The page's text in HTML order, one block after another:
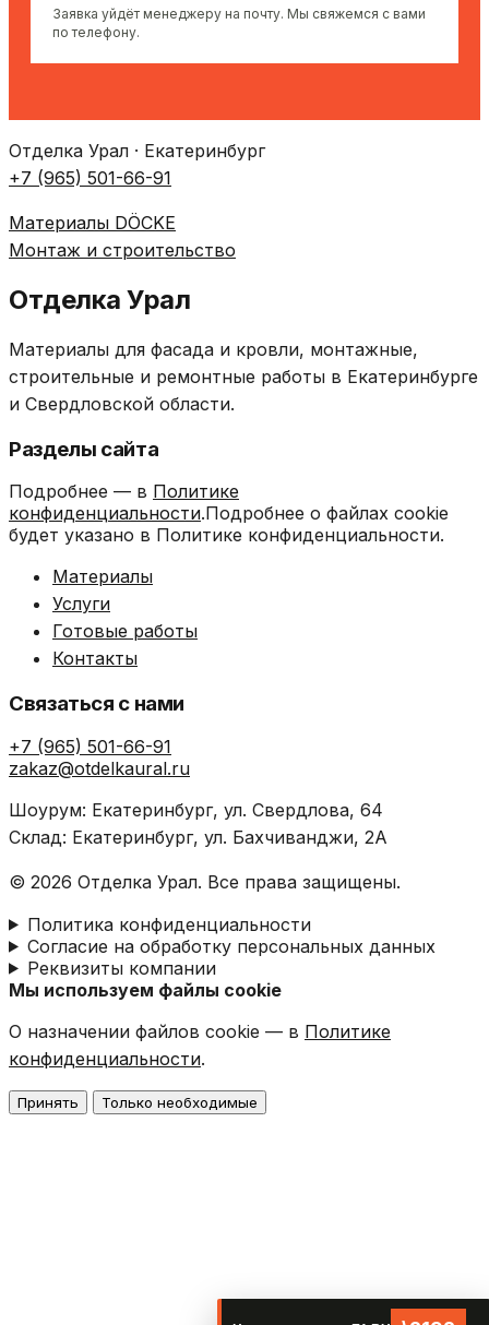
Заявка уйдёт менеджеру на почту. Мы свяжемся с вами
по телефону.
Отделка Урал · Екатеринбург
+7 (965) 501-66-91
Материалы DÖCKE
Монтаж и строительство
Отделка Урал
Материалы для фасада и кровли, монтажные,
строительные и ремонтные работы в Екатеринбурге
и Свердловской области.
Разделы сайта
Подробнее — в Политике
конфиденциальности.Подробнее о файлах cookie
будет указано в Политике конфиденциальности.
Материалы
Услуги
Готовые работы
Контакты
Связаться с нами
+7 (965) 501-66-91
zakaz@otdelkaural.ru
Шоурум: Екатеринбург, ул. Свердлова, 64
Склад: Екатеринбург, ул. Бахчиванджи, 2А
© 2026 Отделка Урал. Все права защищены.
Политика конфиденциальности
Согласие на обработку персональных данных
Реквизиты компании
Мы используем файлы cookie
О назначении файлов cookie — в Политике
конфиденциальности.
Принять Только необходимые